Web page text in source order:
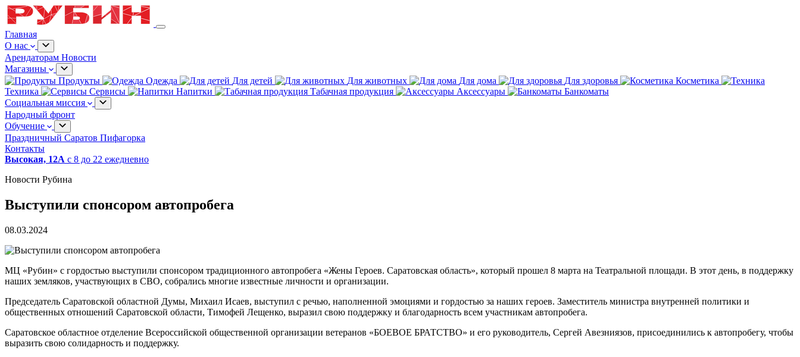
Главная
О нас
Арендаторам Новости
Магазины
Продукты
Одежда Для детей Для животных Для дома Для здоровья
Косметика
Техника
Сервисы Напитки Табачная продукция Аксессуары
Банкоматы
Социальная миссия
Народный фронт
Обучение
Праздничный Саратов Пифагорка
Контакты
Высокая, 12А с 8 до 22 ежедневно
Новости Рубина
Выступили спонсором автопробега
08.03.2024
МЦ «Рубин» с гордостью выступили спонсором традиционного автопробега «Жены Героев. Саратовская область», который прошел 8 марта на Театральной площади. В этот день, в поддержку
наших земляков, участвующих в СВО, собрались многие известные личности и организации.
Председатель Саратовской областной Думы, Михаил Исаев, выступил с речью, наполненной эмоциями и гордостью за наших героев. Заместитель министра внутренней политики и
общественных отношений Саратовской области, Тимофей Лещенко, выразил свою поддержку и благодарность всем участникам автопробега.
Саратовское областное отделение Всероссийской общественной организации ветеранов «БОЕВОЕ БРАТСТВО» и его руководитель, Сергей Авезниязов, присоединились к автопробегу, чтобы
выразить свою солидарность и поддержку.